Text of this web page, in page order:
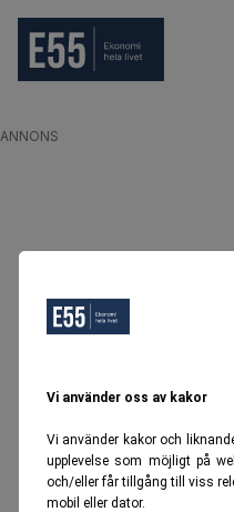
Vi använder oss av kakor
Vi använder kakor och
upplevelse som möjligt på
och/eller får tillgång till viss
mobil eller dator.
ANNONS